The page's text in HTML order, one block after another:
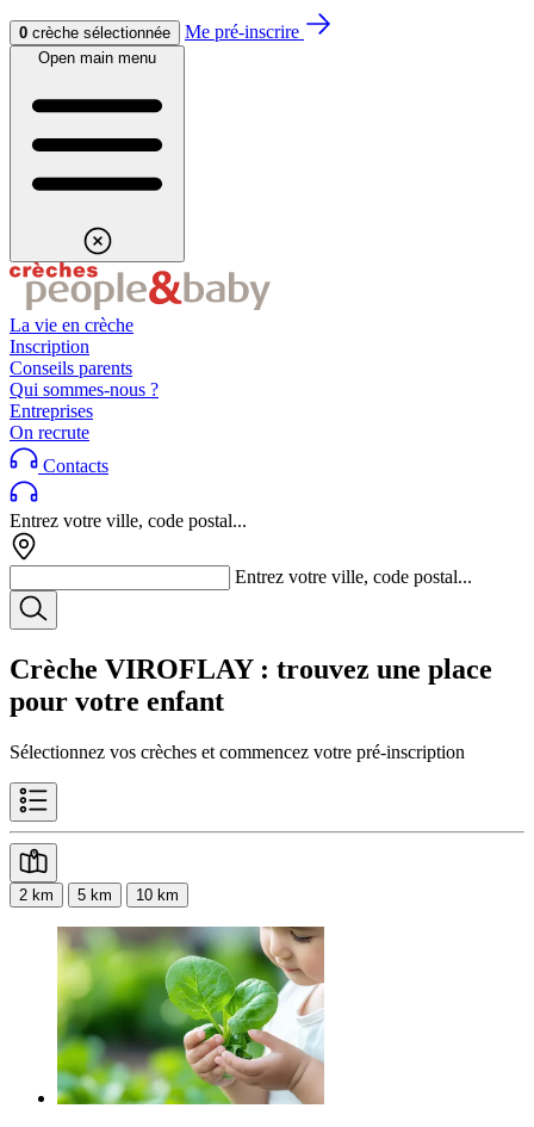
Aller au contenuAller au footer
0 crèche sélectionnée Me pré-inscrire
Open main menu
La vie en crèche
Inscription
Conseils parents
Qui sommes-nous ?
Entreprises
On recrute
Contacts
Entrez votre ville, code postal...
Entrez votre ville, code postal...
Crèche VIROFLAY: trouvez une place
pour votre enfant
Sélectionnez vos crèches et commencez votre pré-inscription
2 km 5 km 10 km